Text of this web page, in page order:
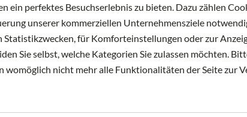
ein perfektes Besuchserlebnis zu bieten. Dazu zählen
unserer kommerziellen Unternehmensziele
Statistikzwecken, für Komforteinstellungen oder zur
Sie selbst, welche Kategorien Sie zulassen möchten.
womöglich nicht mehr alle Funktionalitäten der Seite zur